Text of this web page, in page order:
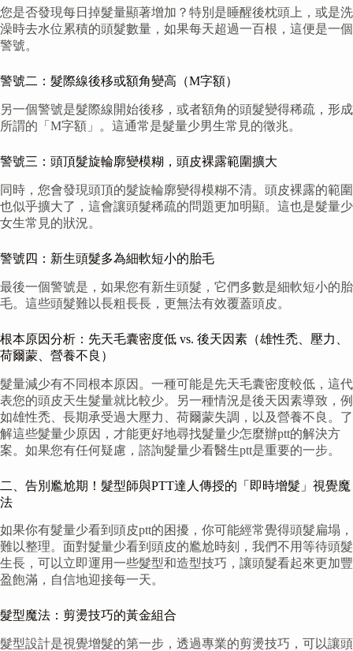
您是否發現每日掉髮量顯著增加？特別是睡醒後枕頭上，或是洗
澡時去水位累積的頭髮數量，如果每天超過一百根，這便是一個
警號。
警號二：髮際線後移或額角變高（M字額）
另一個警號是髮際線開始後移，或者額角的頭髮變得稀疏，形成
所謂的「M字額」。這通常是髮量少男生常見的徵兆。
警號三：頭頂髮旋輪廓變模糊，頭皮裸露範圍擴大
同時，您會發現頭頂的髮旋輪廓變得模糊不清。頭皮裸露的範圍
也似乎擴大了，這會讓頭髮稀疏的問題更加明顯。這也是髮量少
女生常見的狀況。
警號四：新生頭髮多為細軟短小的胎毛
最後一個警號是，如果您有新生頭髮，它們多數是細軟短小的胎
毛。這些頭髮難以長粗長長，更無法有效覆蓋頭皮。
根本原因分析：先天毛囊密度低 vs. 後天因素（雄性禿、壓力、
荷爾蒙、營養不良）
髮量減少有不同根本原因。一種可能是先天毛囊密度較低，這代
表您的頭皮天生髮量就比較少。另一種情況是後天因素導致，例
如雄性禿、長期承受過大壓力、荷爾蒙失調，以及營養不良。了
解這些髮量少原因，才能更好地尋找髮量少怎麼辦ptt的解決方
案。如果您有任何疑慮，諮詢髮量少看醫生ptt是重要的一步。
二、告別尷尬期！髮型師與PTT達人傳授的「即時增髮」視覺魔
法
如果你有髮量少看到頭皮ptt的困擾，你可能經常覺得頭髮扁塌，
難以整理。面對髮量少看到頭皮的尷尬時刻，我們不用等待頭髮
生長，可以立即運用一些髮型和造型技巧，讓頭髮看起來更加豐
盈飽滿，自信地迎接每一天。
髮型魔法：剪燙技巧的黃金組合
髮型設計是視覺增髮的第一步，透過專業的剪燙技巧，可以讓頭